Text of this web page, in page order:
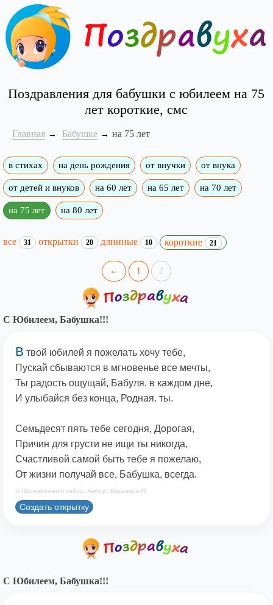
Поздравления для бабушки с юбилеем на 75
лет короткие, смс
Главная Бабушке на 75 лет
в стихах на день рождения от внучки от внука
от детей и внуков на 60 лет на 65 лет на 70 лет
на 75 лет на 80 лет
все 31 открытки 20 длинные 10 короткие 21
← 1 2
С Юбилеем, Бабушка!!!
В твой юбилей я пожелать хочу тебе,
Пускай сбываются в мгновенье все мечты,
Ты радость ощущай, Бабуля. в каждом дне,
И улыбайся без конца, Родная. ты.
Семьдесят пять тебе сегодня, Дорогая,
Причин для грусти не ищи ты никогда,
Счастливой самой быть тебе я пожелаю,
От жизни получай все, Бабушка, всегда.
© Принадлежит сайту. Автор: Берсанов М.
Создать открытку
С Юбилеем, Бабушка!!!